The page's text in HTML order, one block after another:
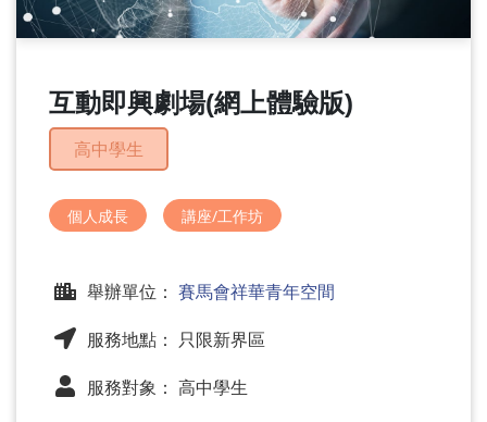
於
我
互動即興劇場(網上體驗版)
高中學生
個人成長 講座/工作坊
舉辦單位： 賽馬會祥華青年空間
服務地點： 只限新界區
服務對象： 高中學生